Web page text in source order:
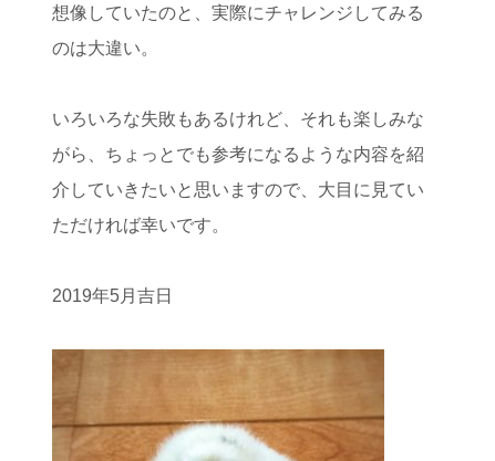
想像していたのと、実際にチャレンジしてみる
のは大違い。
いろいろな失敗もあるけれど、それも楽しみな
がら、ちょっとでも参考になるような内容を紹
介していきたいと思いますので、大目に見てい
ただければ幸いです。
2019年5月吉日